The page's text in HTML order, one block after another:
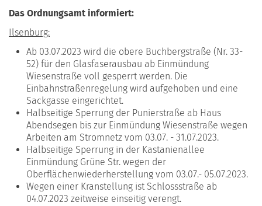
Das Ordnungsamt informiert:
Ilsenburg:
Ab 03.07.2023 wird die obere Buchbergstraße (Nr. 33-
52) für den Glasfaserausbau ab Einmündung
Wiesenstraße voll gesperrt werden. Die
Einbahnstraßenregelung wird aufgehoben und eine
Sackgasse eingerichtet.
Halbseitige Sperrung der Punierstraße ab Haus
Abendsegen bis zur Einmündung Wiesenstraße wegen
Arbeiten am Stromnetz vom 03.07. - 31.07.2023.
Halbseitige Sperrung in der Kastanienallee
Einmündung Grüne Str. wegen der
Oberflächenwiederherstellung vom 03.07.- 05.07.2023.
Wegen einer Kranstellung ist Schlossstraße ab
04.07.2023 zeitweise einseitig verengt.